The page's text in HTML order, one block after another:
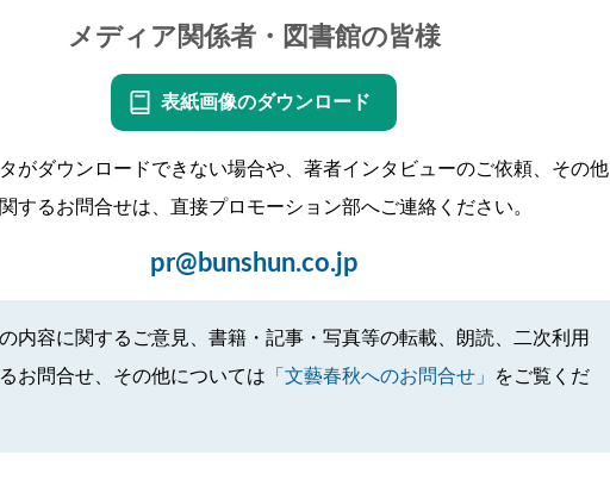
メディア関係者・図書館の皆様
表紙画像のダウンロード
がダウンロードできない場合や、著者インタビューのご依頼、その他
するお問合せは、直接プロモーション部へご連絡ください。
pr@bunshun.co.jp
内容に関するご意見、書籍・記事・写真等の転載、朗読、二次利用
お問合せ、その他については 「文藝春秋へのお問合せ」
をご覧くだ